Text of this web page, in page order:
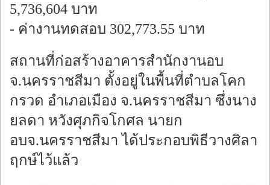
5,736,604 บาท
- ค่างานทดสอบ 302,773.55 บาท
สถานที่ก่อสร้างอาคารสำนักงานอบ
จ.นครราชสีมา ตั้งอยู่ในพื้นที่ตำบลโคก
กรวด อำเภอเมือง จ.นครราชสีมา ซึ่งนาง
ยลดา หวังศุภกิจโกศล นายก
อบจ.นครราชสีมา ได้ประกอบพิธีวางศิลา
ฤกษ์ไว้แล้ว